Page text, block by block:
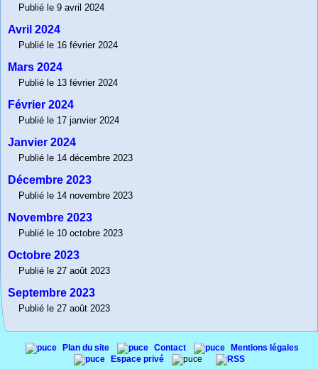
Publié le 9 avril 2024
Avril 2024
Publié le 16 février 2024
Mars 2024
Publié le 13 février 2024
Février 2024
Publié le 17 janvier 2024
Janvier 2024
Publié le 14 décembre 2023
Décembre 2023
Publié le 14 novembre 2023
Novembre 2023
Publié le 10 octobre 2023
Octobre 2023
Publié le 27 août 2023
Septembre 2023
Publié le 27 août 2023
Plan du site Contact
Mentions légales
Espace privé